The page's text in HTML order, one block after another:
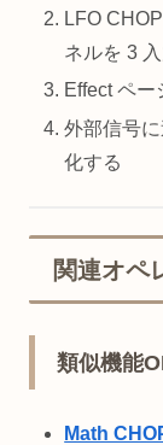
LFO
ネルを 3
Effect ペ
外部信号
化する
関連オペ
類似機能
Math